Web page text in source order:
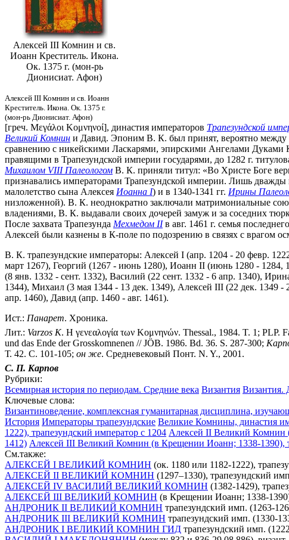
Алексей III Комнин и св.
Иоанн Креститель. Икона.
Ок. 1375 г. (мон-рь
Дионисиат. Афон)
Алексей III Комнин и св. Иоанн
Креститель. Икона. Ок. 1375 г.
(мон-рь Дионисиат. Афон)
[греч. Μεγάλοι Κομνηνοί], династия императоров Трапезундской
Великий Комнин и Давид. Эпоним В. К. был принят, вероятно между
сравнению с никейскими Ласкарями, эпирскими Ангелами Дуками
правящими в Трапезундской империи государями, до 1282 г.
Михаилом VIII Палеологом В. К. приняли титул: «Во Христе Боге
признавались императорами Трапезундской империи. Лишь
малолетство сына Алексея Иоанна I) и в 1340-1341 гг. Ирины
низложенной). В. К. неоднократно заключали матримониальные
владениями, В. К. выдавали своих дочерей замуж и за соседних
После захвата Трапезунда Мехмедом IIв авг. 1461 г. семья
Алексей были казнены в К-поле по подозрению в связях с врагом
В. К. трапезундские императоры: Алексей I (апр. 1204 - 20 февр.
март 1267), Георгий (1267 - июнь 1280), Иоанн II (июнь 1280 - 1284,
(8 янв. 1332 - сент. 1332), Василий (22 сент. 1332 - 6 апр. 1340),
1344), Михаил (3 мая 1344 - 13 дек. 1349), Алексей III (22 дек. 1349
апр. 1460), Давид (апр. 1460 - авг. 1461).
Ист.: Панарет. Хроника.
Лит.: Varzos К. Η γενεαλογία των Κομνηνών. Thessal., 1984. T. 1; PLP.
und das Ende der Grosskomnenen // JÖB. 1986. Bd. 36. S. 287-300;
Т. 42. С. 101-105; он же. Средневековый Понт. N. Y., 2001.
С. П. Карпов
Рубрики:
Всемирная история по периодам. Средние века Византия Византия.
Ключевые слова:
Византиноведение, комплексная гуманитарная дисциплина,
История Императоры трапезундские Великие Комнины, династия
1222), трапезундский император с 1204 Алексей II Великий Комнин
1412) Алексей III Великий Комнин (в Крещении Иоанн; 1338-1390),
См.также:
АЛЕКСЕЙ I ВЕЛИКИЙ КОМНИН (ок. 1180 или 1182-1222),
АЛЕКСЕЙ II ВЕЛИКИЙ КОМНИН (1297–1330), трапезундский
АЛЕКСЕЙ IV ВАСИЛИЙ ВЕЛИКИЙ КОМНИН (1382-1429),
АЛЕКСЕЙ III ВЕЛИКИЙ КОМНИН (в Крещении Иоанн; 1338-
АНДРОНИК II ВЕЛИКИЙ КОМНИН трапезундский имп. (1263-
АНДРОНИК III ВЕЛИКИЙ КОМНИН трапезундский имп. (1330-
АНДРОНИК I ВЕЛИКИЙ КОМНИН ГИД трапезундский имп.